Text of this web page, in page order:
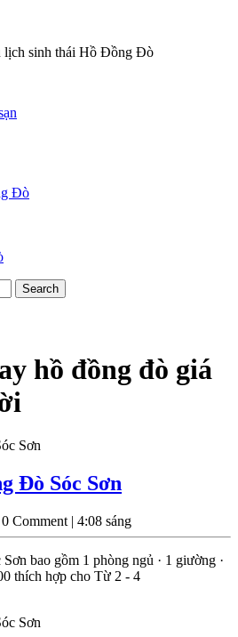
lịch sinh thái Hồ Đồng Đò
Đò
hồ đồng đò giá
Đò Sóc Sơn
2
Đồng
Đò
0 Comment | 4:08 sáng
bao gồm 1 phòng ngủ · 1 giường ·
thích hợp cho Từ 2 - 4